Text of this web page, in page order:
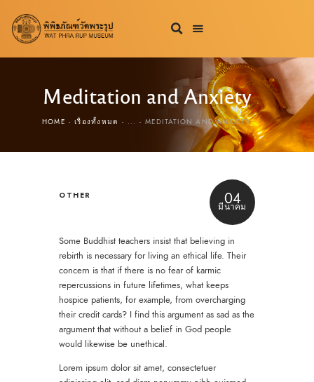
Meditation and Anxiety
HOME เรื่องทั้งหมด ... MEDITATION AND ANXIETY
04
มีนาคม
OTHER
Some Buddhist teachers insist that believing in
rebirth is necessary for living an ethical life. Their
concern is that if there is no fear of karmic
repercussions in future lifetimes, what keeps
hospice patients, for example, from overcharging
their credit cards? I find this argument as sad as the
argument that without a belief in God people
would likewise be unethical.
Lorem ipsum dolor sit amet, consectetuer